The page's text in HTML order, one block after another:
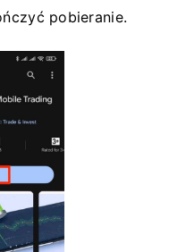
pobieranie.